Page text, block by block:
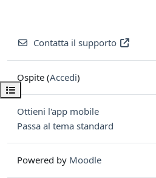
Apri indice del corso
Contatta il supporto
Ospite (Accedi)
Ottieni l'app mobile
Passa al tema standard
Powered by Moodle